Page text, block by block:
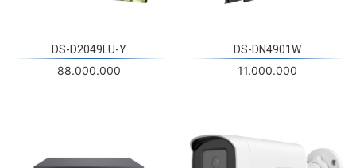
DS-D2049LU-Y
88.000.000
DS-DN4901W
11.000.000